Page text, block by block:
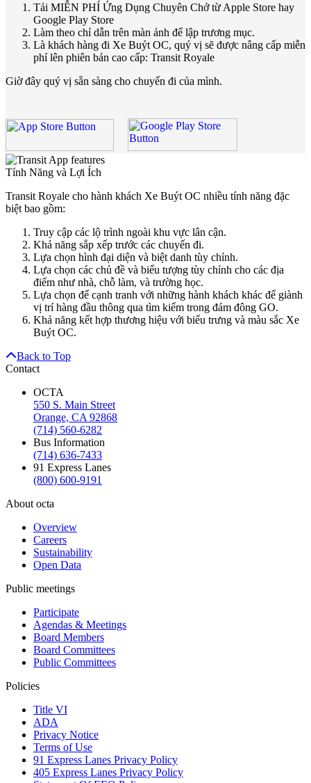
Tải MIỄN PHÍ Ứng Dụng Chuyên Chở từ Apple Store hay
Google Play Store
Làm theo chỉ dẫn trên màn ảnh để lập trương mục.
Là khách hàng đi Xe Buýt OC, quý vị sẽ được nâng cấp miễn
phí lên phiên bản cao cấp: Transit Royale
Giờ đây quý vị sẵn sàng cho chuyến đi của mình.
Tính Năng và Lợi Ích
Transit Royale cho hành khách Xe Buýt OC nhiều tính năng đặc
biệt bao gồm:
Truy cập các lộ trình ngoài khu vực lân cận.
Khả năng sắp xếp trước các chuyến đi.
Lựa chọn hình đại diện và biệt danh tùy chỉnh.
Lựa chọn các chủ đề và biểu tượng tùy chỉnh cho các địa
điểm như nhà, chỗ làm, và trường học.
Lựa chọn để cạnh tranh với những hành khách khác để giành
vị trí hàng đầu thông qua tìm kiếm trong đám đông GO.
Khả năng kết hợp thương hiệu với biểu trưng và màu sắc Xe
Buýt OC.
Back to Top
Contact
OCTA
550 S. Main Street
Orange, CA 92868
(714) 560-6282
Bus Information
(714) 636-7433
91 Express Lanes
(800) 600-9191
About octa
Overview
Careers
Sustainability
Open Data
Public meetings
Participate
Agendas & Meetings
Board Members
Board Committees
Public Committees
Policies
Title VI
ADA
Privacy Notice
Terms of Use
91 Express Lanes Privacy Policy
405 Express Lanes Privacy Policy